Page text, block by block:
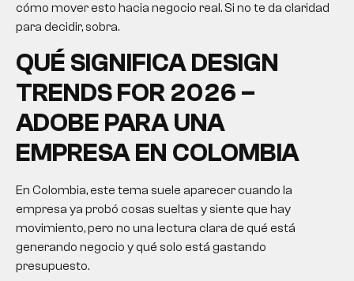
cómo mover esto hacia negocio real. Si no te da claridad
para decidir, sobra.
QUÉ SIGNIFICA DESIGN
TRENDS FOR 2026 –
ADOBE PARA UNA
EMPRESA EN COLOMBIA
En Colombia, este tema suele aparecer cuando la
empresa ya probó cosas sueltas y siente que hay
movimiento, pero no una lectura clara de qué está
generando negocio y qué solo está gastando
presupuesto.